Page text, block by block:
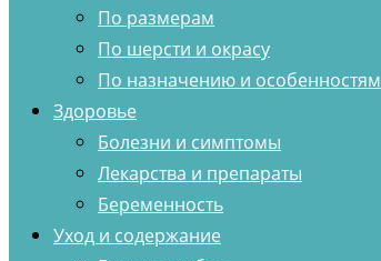
По размерам
По шерсти и окрасу
По назначению и особенностям
Здоровье
Болезни и симптомы
Лекарства и препараты
Беременность
Уход и содержание